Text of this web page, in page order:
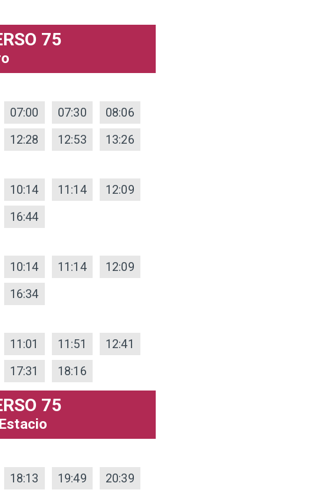
75
07:00 07:30
08:06
12:28 12:53 13:26
10:14 11:14
12:09
16:44
10:14 11:14
12:09
16:34
11:01 11:51
12:41
17:31 18:16
75
18:13 19:49 20:39